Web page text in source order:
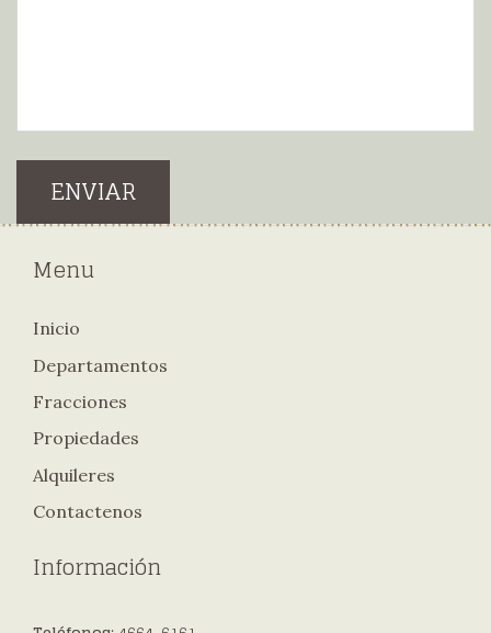
ENVIAR
Menu
Inicio
Departamentos
Fracciones
Propiedades
Alquileres
Contactenos
Información